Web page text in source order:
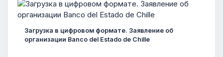
Загрузка в цифровом формате. Заявление об
организации Banco del Estado de Chille